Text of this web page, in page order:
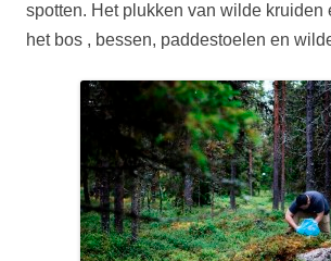
spotten. Het plukken van wilde kruiden
het bos , bessen, paddestoelen en